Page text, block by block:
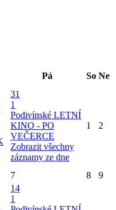
Pá So Ne
31
1
Podivínské LETNÍ
KINO - PO
VEČERCE
Zobrazit všechny
záznamy ze dne
1 2
7 8 9
14
1